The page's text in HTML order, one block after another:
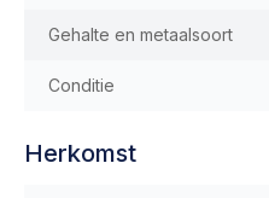
Gehalte en metaalsoort
Conditie
Herkomst